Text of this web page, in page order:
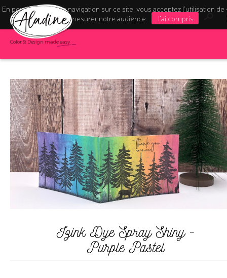
En poursuivant votre navigation sur ce site, vous acceptez l’utilisation de
pour mesurer notre audience.
J'ai compris
Color & Design made easy
Izink Dye Spray Shiny -
Purple Pastel